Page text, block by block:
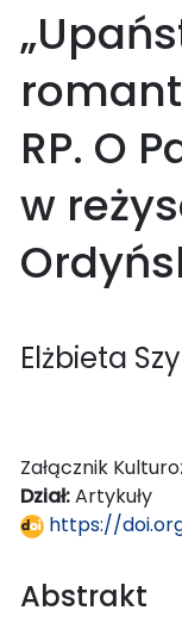
RP. O
w
Elżbieta
Załącznik
Dział:Artykuły
https://
Abstrakt